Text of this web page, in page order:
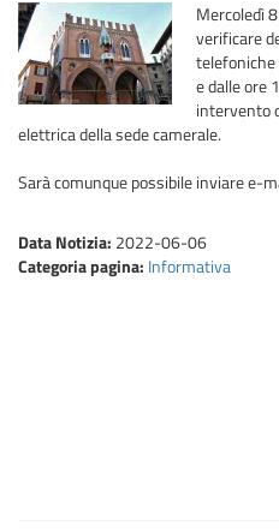
Mercoledì
verificare
telefoniche
e dalle ore
intervento
elettrica della sede camerale.
Sarà comunque possibile inviare e-
Data Notizia: 2022-06-06
Categoria pagina: Informativa